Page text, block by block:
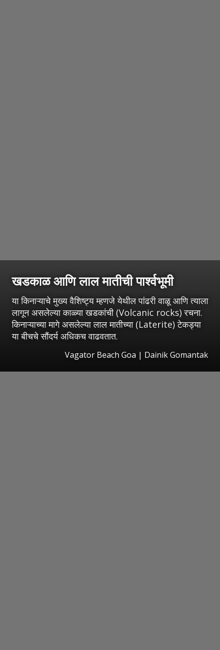
खडकाळ आणि लाल मातीची पार्श्वभूमी
या किनाऱ्याचे मुख्य वैशिष्ट्य म्हणजे येथील पांढरी वाळू आणि त्याला
लागून असलेल्या काळ्या खडकांची (Volcanic rocks) रचना.
किनाऱ्याच्या मागे असलेल्या लाल मातीच्या (Laterite) टेकड्या
या बीचचे सौंदर्य अधिकच वाढवतात.
Vagator Beach Goa | Dainik Gomantak